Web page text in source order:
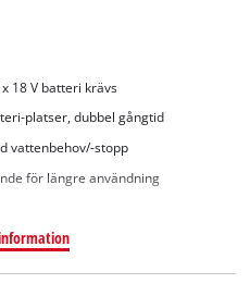
18 V batteri krävs
platser, dubbel gångtid
vattenbehov/-stopp
för längre användning